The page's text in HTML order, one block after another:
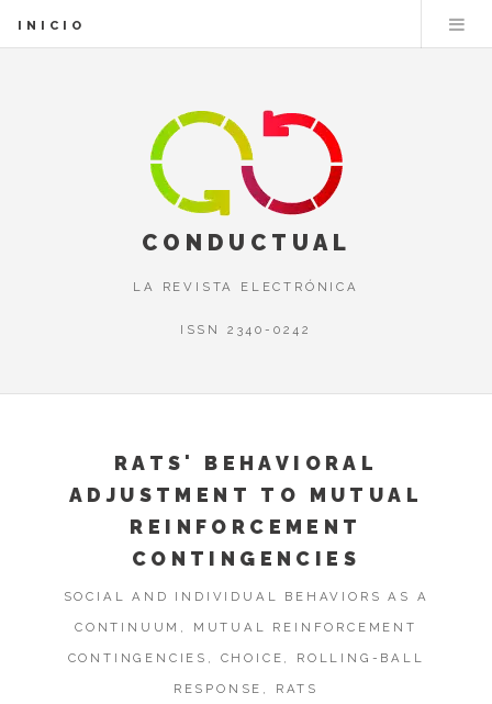
INICIO
CONDUCTUAL
LA REVISTA ELECTRÓNICA
ISSN 2340-0242
RATS' BEHAVIORAL
ADJUSTMENT TO MUTUAL
REINFORCEMENT
CONTINGENCIES
SOCIAL AND INDIVIDUAL BEHAVIORS AS A
CONTINUUM, MUTUAL REINFORCEMENT
CONTINGENCIES, CHOICE, ROLLING-BALL
RESPONSE, RATS